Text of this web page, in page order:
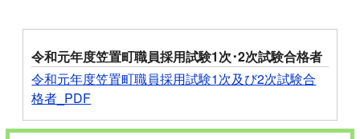
令和元年度笠置町職員採用試験1次･2次試験合格者
令和元年度笠置町職員採用試験1次及び2次試験合
格者_PDF